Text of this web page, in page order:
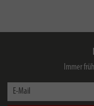
Immer
E-Mail